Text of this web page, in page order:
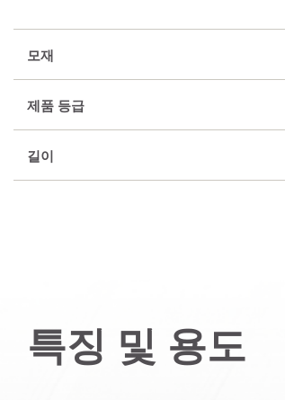
모재
제품 등급
길이
특징 및 용도